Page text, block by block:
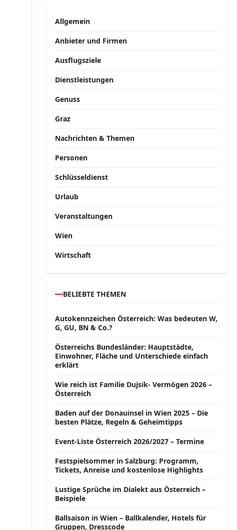
Allgemein
Anbieter und Firmen
Ausflugsziele
Dienstleistungen
Genuss
Graz
Nachrichten & Themen
Personen
Schlüsseldienst
Urlaub
Veranstaltungen
Wien
Wirtschaft
BELIEBTE THEMEN
Autokennzeichen Österreich: Was bedeuten W,
G, GU, BN & Co.?
Österreichs Bundesländer: Hauptstädte,
Einwohner, Fläche und Unterschiede einfach
erklärt
Wie reich ist Familie Dujsik- Vermögen 2026 –
Österreich
Baden auf der Donauinsel in Wien 2025 – Die
besten Plätze, Regeln & Geheimtipps
Event-Liste Österreich 2026/2027 – Termine
Festspielsommer in Salzburg: Programm,
Tickets, Anreise und kostenlose Highlights
Lustige Sprüche im Dialekt aus Österreich –
Beispiele
Ballsaison in Wien – Ballkalender, Hotels für
Gruppen, Dresscode